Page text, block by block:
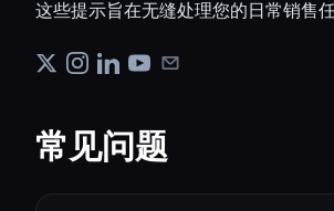
这些提示旨在无缝处理您的日常销售任
常见问题